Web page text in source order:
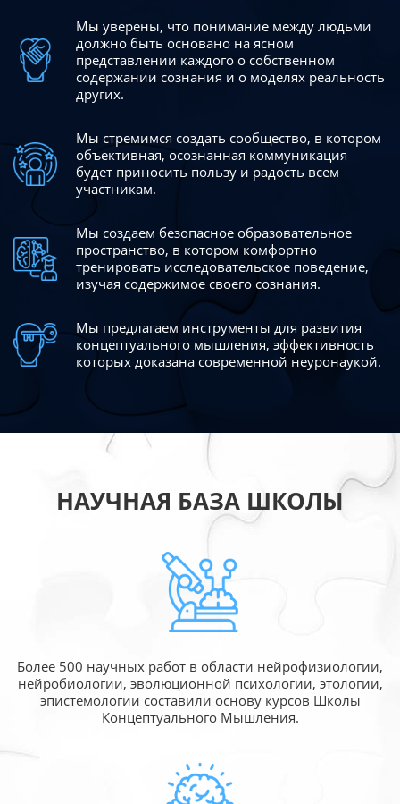
Мы уверены, что понимание между людьми
должно быть основано на ясном
представлении каждого о собственном
содержании сознания и о моделях реальность
других.
Мы стремимся создать сообщество, в котором
объективная, осознанная коммуникация
будет приносить пользу и радость всем
участникам.
Мы создаем безопасное образовательное
пространство, в котором комфортно
тренировать исследовательское поведение,
изучая содержимое своего сознания.
Мы предлагаем инструменты для развития
концептуального мышления, эффективность
которых доказана современной неуронаукой.
НАУЧНАЯ БАЗА ШКОЛЫ
Более 500 научных работ в области нейрофизиологии,
нейробиологии, эволюционной психологии, этологии,
эпистемологии составили основу курсов Школы
Концептуального Мышления.